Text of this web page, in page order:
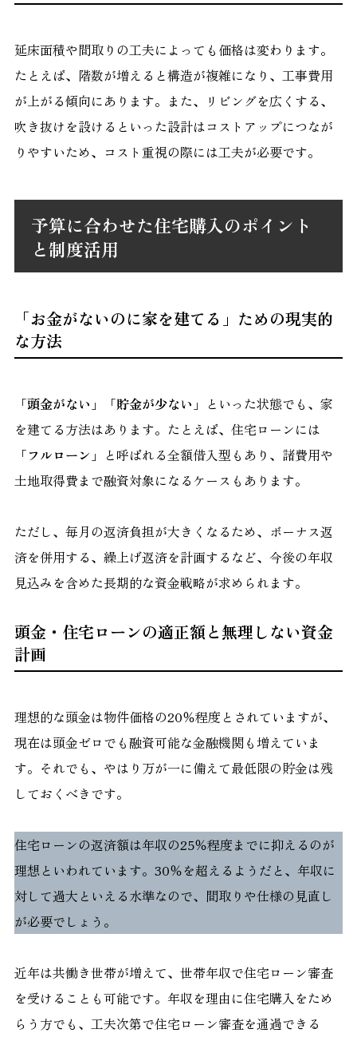
延床面積や間取りの工夫によっても価格は変わります。
たとえば、階数が増えると構造が複雑になり、工事費用
が上がる傾向にあります。また、リビングを広くする、
吹き抜けを設けるといった設計はコストアップにつなが
りやすいため、コスト重視の際には工夫が必要です。
予算に合わせた住宅購入のポイント
と制度活用
「お金がないのに家を建てる」ための現実的
な方法
「頭金がない」「貯金が少ない」 といった状態でも、家
を建てる方法はあります。たとえば、住宅ローンには
「フルローン」 と呼ばれる全額借入型もあり、諸費用や
土地取得費まで融資対象になるケースもあります。
ただし、毎月の返済負担が大きくなるため、ボーナス返
済を併用する、繰上げ返済を計画するなど、今後の年収
見込みを含めた長期的な資金戦略が求められます。
頭金・住宅ローンの適正額と無理しない資金
計画
理想的な頭金は物件価格の20％程度とされていますが、
現在は頭金ゼロでも融資可能な金融機関も増えていま
す。それでも、やはり万が一に備えて最低限の貯金は残
しておくべきです。
住宅ローンの返済額は年収の25％程度までに抑えるのが
理想といわれています。30％を超えるようだと、年収に
対して過大といえる水準なので、間取りや仕様の見直し
が必要でしょう。
近年は共働き世帯が増えて、世帯年収で住宅ローン審査
を受けることも可能です。年収を理由に住宅購入をため
らう方でも、工夫次第で住宅ローン審査を通過できる